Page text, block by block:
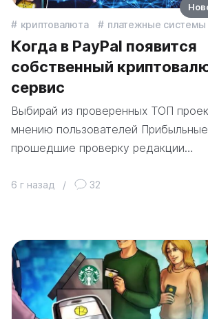
криптовалюта платежные системы
Когда в PayPal появится
собственный
сервис
Выбирай из проверенных ТОП
мнению пользователей
прошедшие проверку редакции…
6 г назад / 32